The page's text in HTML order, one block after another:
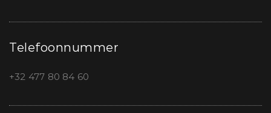
Telefoonnummer
+32 477 80 84 60